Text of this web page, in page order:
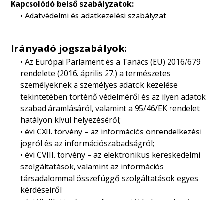
Kapcsolódó belső szabályzatok:
• Adatvédelmi és adatkezelési szabályzat
Irányadó jogszabályok:
• Az Európai Parlament és a Tanács (EU) 2016/679
rendelete (2016. április 27.) a természetes
személyeknek a személyes adatok kezelése
tekintetében történő védelméről és az ilyen adatok
szabad áramlásáról, valamint a 95/46/EK rendelet
hatályon kívül helyezéséről;
• évi CXII. törvény – az információs önrendelkezési
jogról és az információszabadságról;
• évi CVIII. törvény – az elektronikus kereskedelmi
szolgáltatások, valamint az információs
társadalommal összefüggő szolgáltatások egyes
kérdéseiről;